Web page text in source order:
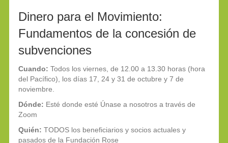
Dinero para el Movimiento:
Fundamentos de la concesión de
subvenciones
Cuando: Todos los viernes, de 12.00 a 13.30 horas (hora
del Pacífico), los días 17, 24 y 31 de octubre y 7 de
noviembre.
Dónde: Esté donde esté Únase a nosotros a través de
Zoom
Quién: TODOS los beneficiarios y socios actuales y
pasados de la Fundación Rose